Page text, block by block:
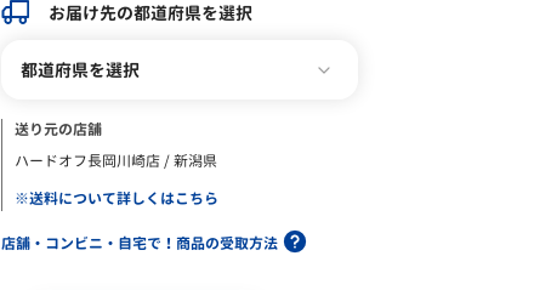
お届け先の都道府県を選択
都道府県を選択
送り元の店舗
ハードオフ長岡川崎店 / 新潟県
※送料について詳しくはこちら
店舗・コンビニ・自宅で！商品の受取方法